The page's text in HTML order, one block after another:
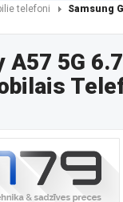
telefoni Samsung
A57 5G